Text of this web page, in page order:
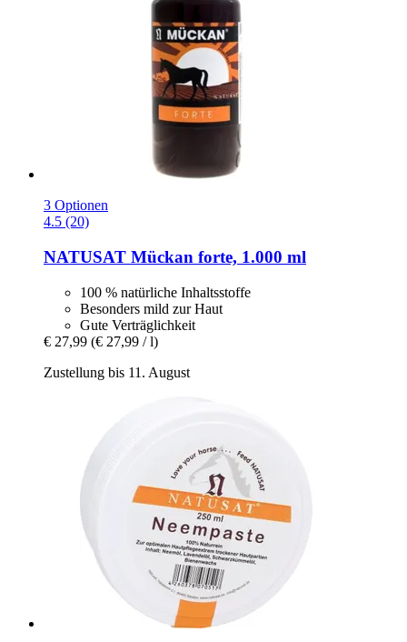
3 Optionen
4.5 (20)
NATUSAT Mückan forte, 1.000 ml
100 % natürliche Inhaltsstoffe
Besonders mild zur Haut
Gute Verträglichkeit
€ 27,99 (€ 27,99 / l)
Zustellung bis 11. August